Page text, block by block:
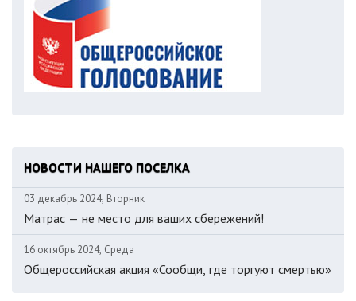
НОВОСТИ НАШЕГО ПОСЕЛКА
03 декабрь 2024, Вторник
Матрас — не место для ваших сбережений!
16 октябрь 2024, Среда
Общероссийская акция «Сообщи, где торгуют смертью»